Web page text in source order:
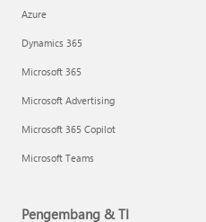
Azure
Dynamics 365
Microsoft 365
Microsoft Advertising
Microsoft 365 Copilot
Microsoft Teams
Pengembang & TI